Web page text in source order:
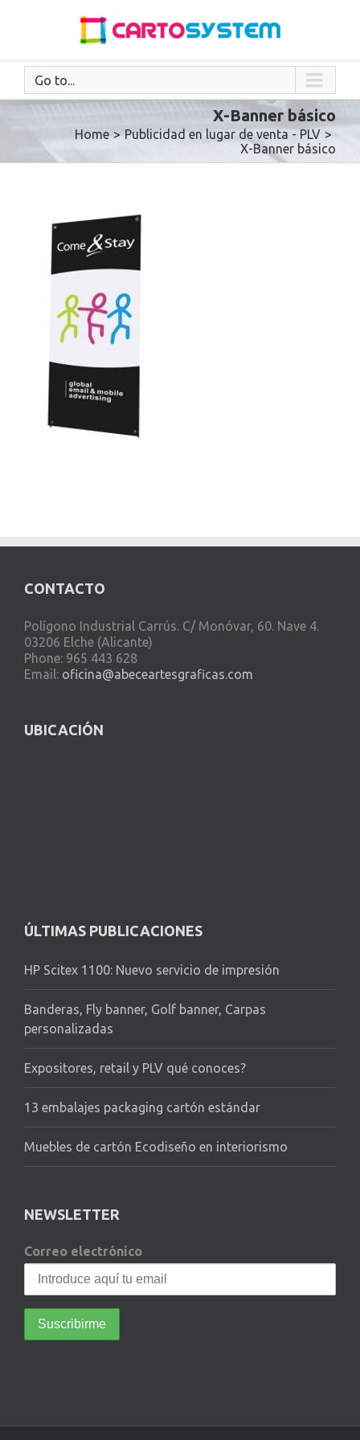
Go to...
X-Banner básico
Home > Publicidad en lugar de venta - PLV >
X-Banner básico
CONTACTO
Polígono Industrial Carrús. C/ Monóvar, 60. Nave 4.
03206 Elche (Alicante)
Phone: 965 443 628
Email: oficina@abeceartesgraficas.com
UBICACIÓN
ÚLTIMAS PUBLICACIONES
HP Scitex 1100: Nuevo servicio de impresión
Banderas, Fly banner, Golf banner, Carpas
personalizadas
Expositores, retail y PLV qué conoces?
13 embalajes packaging cartón estándar
Muebles de cartón Ecodiseño en interiorismo
NEWSLETTER
Correo electrónico